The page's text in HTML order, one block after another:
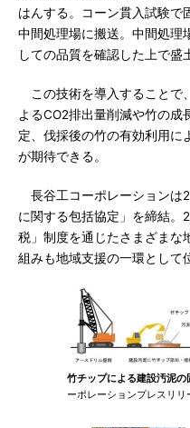
はんする。コーン貫入試験で
中間処理場に搬送。中間処理
しての品質を確認した上で盛
この技術を導入することで
よるCO2排出量削減や竹の成
定、伐採後の竹の有効利用に
が期待できる。
長谷工コーポレーションは
に関する包括協定」を締結。
税」制度を通じたさまざまな
組みも地域支援の一環として
竹チップによる建設汚泥の
ーポレーションプレスリリ